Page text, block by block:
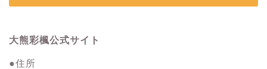
大熊彩楓公式サイト
●住所